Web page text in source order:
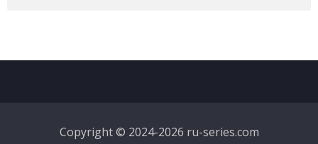
Copyright © 2024-2026 ru-series.com